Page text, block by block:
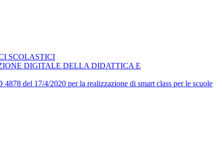
SCOLASTICI
DIGITALE DELLA DIDATTICA E
del 17/4/2020 per la realizzazione di smart class per le scuole